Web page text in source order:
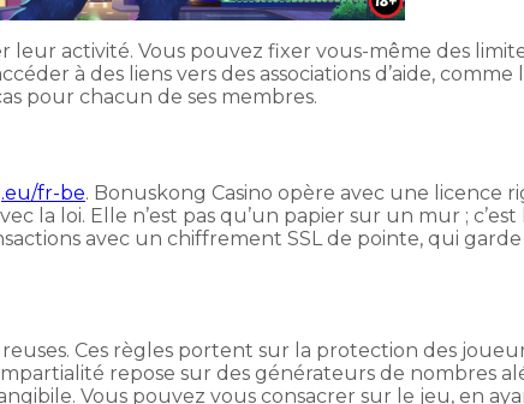
activité. Vous pouvez fixer vous-même des
à des liens vers des associations d’aide, comme
pour chacun de ses membres.
fr-be. Bonuskong Casino opère avec une licence
loi. Elle n’est pas qu’un papier sur un mur ; c’est
avec un chiffrement SSL de pointe, qui
Ces règles portent sur la protection des
repose sur des générateurs de nombres
Vous pouvez vous consacrer sur le jeu, en